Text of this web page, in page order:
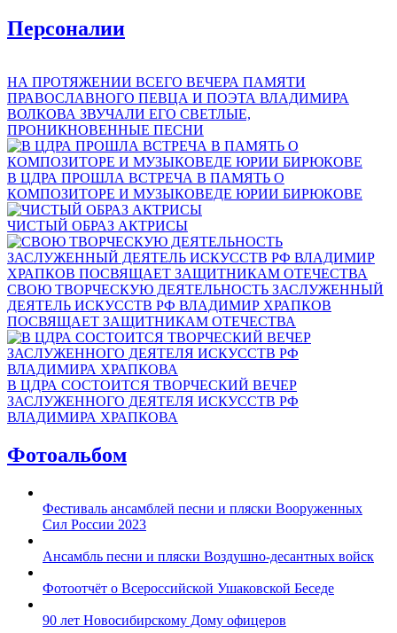
Персоналии
НА ПРОТЯЖЕНИИ ВСЕГО ВЕЧЕРА ПАМЯТИ
ПРАВОСЛАВНОГО ПЕВЦА И ПОЭТА ВЛАДИМИРА
ВОЛКОВА ЗВУЧАЛИ ЕГО СВЕТЛЫЕ,
ПРОНИКНОВЕННЫЕ ПЕСНИ
В ЦДРА ПРОШЛА ВСТРЕЧА В ПАМЯТЬ О
КОМПОЗИТОРЕ И МУЗЫКОВЕДЕ ЮРИИ БИРЮКОВЕ
ЧИСТЫЙ ОБРАЗ АКТРИСЫ
СВОЮ ТВОРЧЕСКУЮ ДЕЯТЕЛЬНОСТЬ ЗАСЛУЖЕННЫЙ
ДЕЯТЕЛЬ ИСКУССТВ РФ ВЛАДИМИР ХРАПКОВ
ПОСВЯЩАЕТ ЗАЩИТНИКАМ ОТЕЧЕСТВА
В ЦДРА СОСТОИТСЯ ТВОРЧЕСКИЙ ВЕЧЕР
ЗАСЛУЖЕННОГО ДЕЯТЕЛЯ ИСКУССТВ РФ
ВЛАДИМИРА ХРАПКОВА
Фотоальбом
Фестиваль ансамблей песни и пляски Вооруженных
Сил России 2023
Ансамбль песни и пляски Воздушно-десантных войск
Фотоотчёт о Всероссийской Ушаковской Беседе
90 лет Новосибирскому Дому офицеров